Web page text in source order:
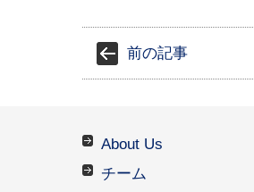
前の記事
About Us
チーム